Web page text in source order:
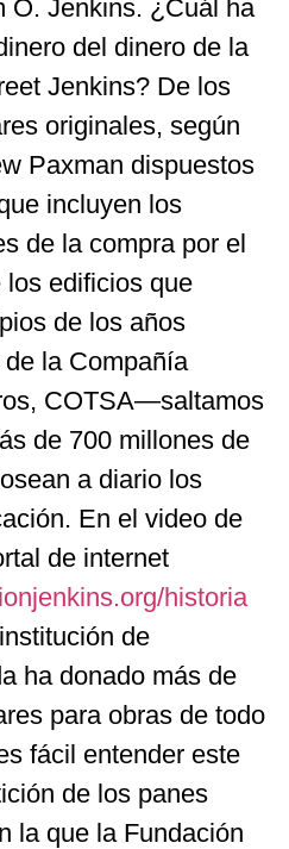
O. Jenkins. ¿Cuál ha
del dinero de la
Jenkins? De los
originales, según
Paxman dispuestos
incluyen los
de la compra por el
los edificios que
de los años
la Compañía
COTSA—saltamos
de 700 millones de
a diario los
En el video de
de internet
historia
de
ha donado más de
para obras de todo
fácil entender este
de los panes
la que la Fundación